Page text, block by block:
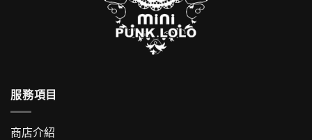
服務項目
商店介紹